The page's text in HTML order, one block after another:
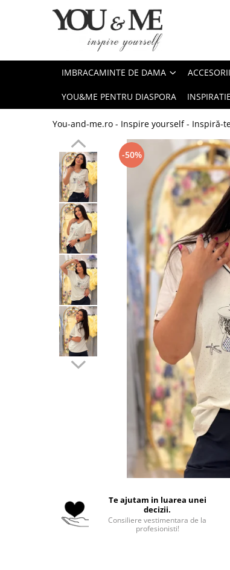
Imbracaminte de dama
Geci si jachete
Rochii de zi
Rochii de eveniment
Compleuri si costume
Tricouri si topuri
Costume de baie
Accesorii de dama
Coliere si brose
IMBRACAMINTE DE DAMA
YOU&ME PENTRU DIASPORA
You-and-me.ro - Inspire yourself -
-50%
Te ajutam in luarea unei
decizii.
Consiliere vestimentara de la
profesionisti!